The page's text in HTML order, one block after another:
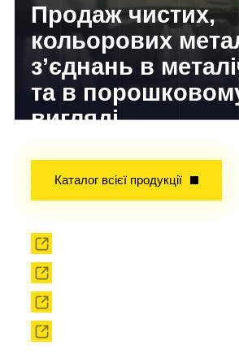
Продаж чистих,
кольорових
з’єднань в
та в
вигляді
Каталог всієї продукції